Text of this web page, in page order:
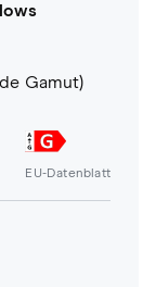
Gamut)
EU-Datenblatt